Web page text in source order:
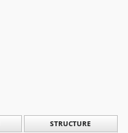
STRUCTURE